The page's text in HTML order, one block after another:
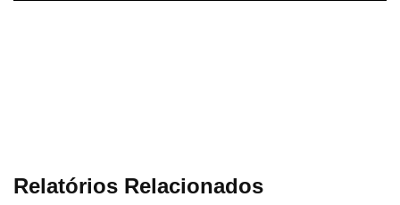
Relatórios Relacionados